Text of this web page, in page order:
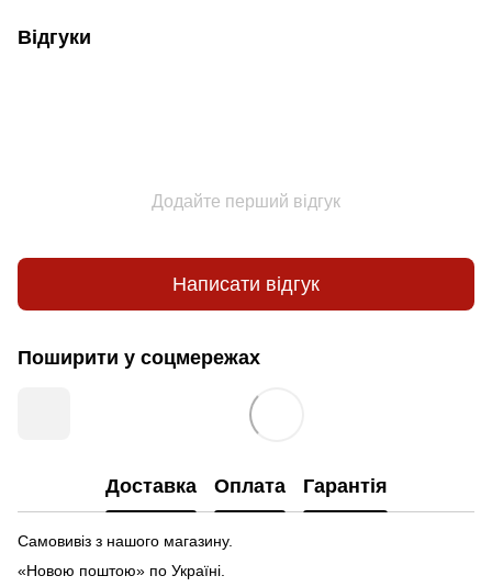
Відгуки
Додайте перший відгук
Написати відгук
Поширити у соцмережах
Доставка Оплата Гарантія
Самовивіз з нашого магазину.
«Новою поштою» по Україні.